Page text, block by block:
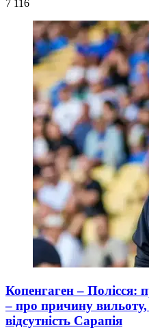
7 116
Копенгаген – Полісся:
– про причину
відсутність Сарапія